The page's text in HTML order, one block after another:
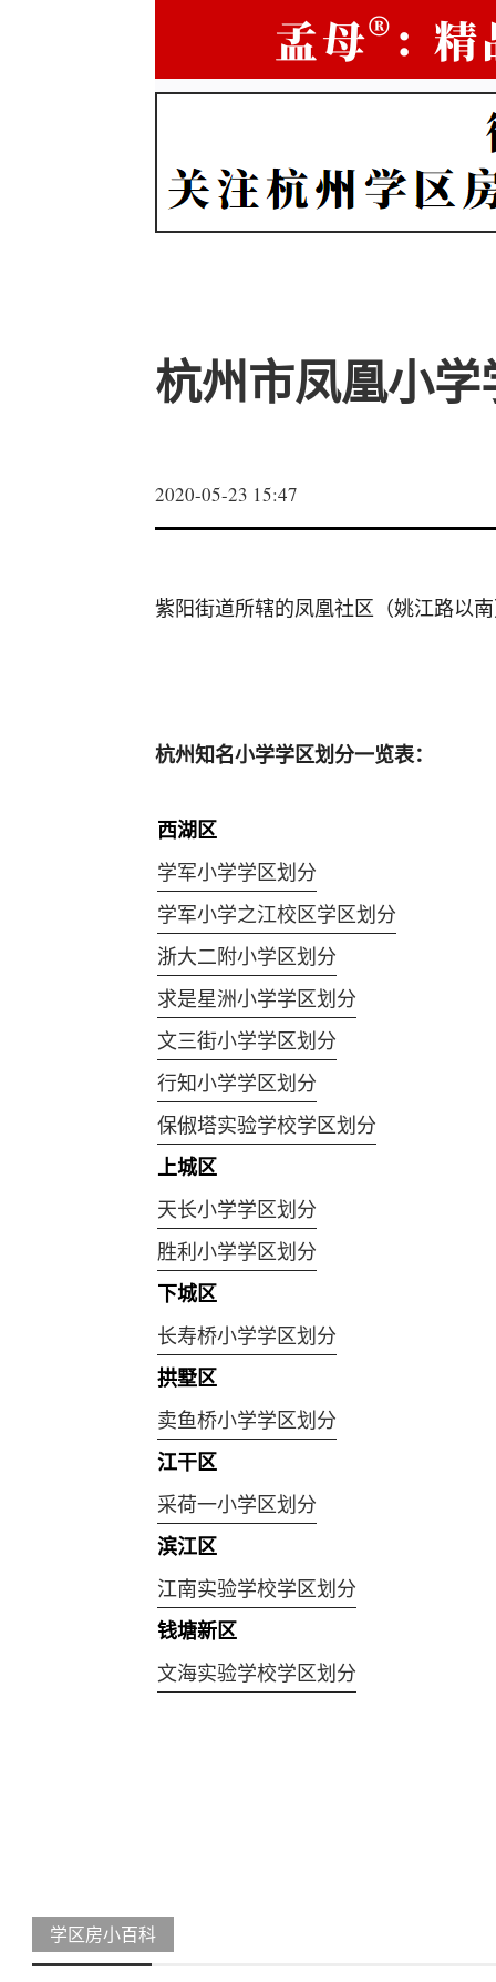
杭州市凤凰小学
2020-05-23 15:47
紫阳街道所辖的凤凰社区（姚江路以
杭州知名小学学区划分一览表：
西湖区
学军小学学区划分
学军小学之江校区学区划分
浙大二附小学区划分
求是星洲小学学区划分
文三街小学学区划分
行知小学学区划分
保俶塔实验学校学区划分
上城区
天长小学学区划分
胜利小学学区划分
下城区
长寿桥小学学区划分
拱墅区
卖鱼桥小学学区划分
江干区
采荷一小学区划分
滨江区
江南实验学校学区划分
钱塘新区
文海实验学校学区划分
学区房小百科